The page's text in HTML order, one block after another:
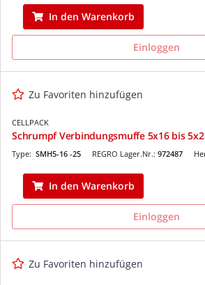
In den Warenkorb
Einloggen
Zu Favoriten hinzufügen
CELLPACK
Schrumpf Verbindungsmuffe 5x16 bis
REGRO Lager.Nr.: 972487
Type: SMH5-16 -25
In den Warenkorb
Einloggen
Zu Favoriten hinzufügen